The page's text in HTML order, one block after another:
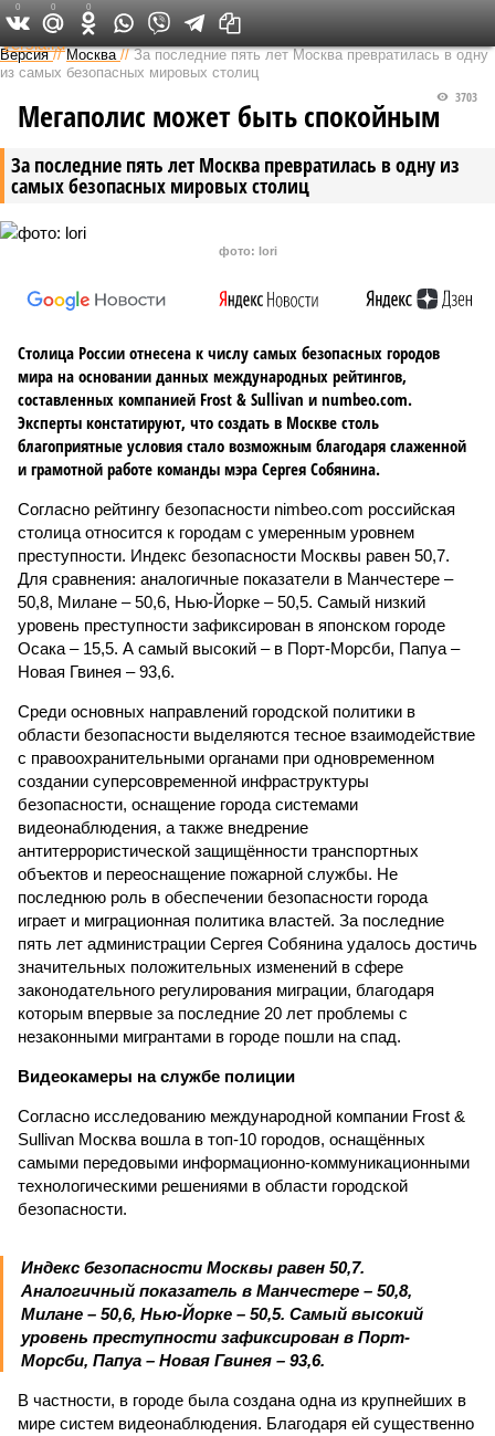
Федеральный выпуск
Версия //Москва //За последние пять лет Москва превратилась в одну
из самых безопасных мировых столиц
За последние пять лет Москва превратилась в одну из
самых безопасных мировых столиц
3703
Мегаполис может быть спокойным
фото: lori
Столица России отнесена к числу самых безопасных городов
мира на основании данных международных рейтингов,
составленных компанией Frost & Sullivan и numbeo.com.
Эксперты констатируют, что создать в Москве столь
благоприятные условия стало возможным благодаря слаженной
и грамотной работе команды мэра Сергея Собянина.
Согласно рейтингу безопасности nimbeo.com российская
столица относится к городам с умеренным уровнем
преступности. Индекс безопасности Москвы равен 50,7.
Для сравнения: аналогичные показатели в Манчестере –
50,8, Милане – 50,6, Нью-Йорке – 50,5. Самый низкий
уровень преступности зафиксирован в японском городе
Осака – 15,5. А самый высокий – в Порт-Морсби, Папуа –
Новая Гвинея – 93,6.
Среди основных направлений городской политики в
области безопасности выделяются тесное взаимодействие
с правоохранительными органами при одновременном
создании суперсовременной инфраструктуры
безопасности, оснащение города системами
видеонаблюдения, а также внедрение
антитеррористической защищённости транспортных
объектов и переоснащение пожарной службы. Не
последнюю роль в обеспечении безопасности города
играет и миграционная политика властей. За последние
пять лет администрации Сергея Собянина удалось достичь
значительных положительных изменений в сфере
законодательного регулирования миграции, благодаря
которым впервые за последние 20 лет проблемы с
незаконными мигрантами в городе пошли на спад.
Видеокамеры на службе полиции
Согласно исследованию международной компании Frost &
Sullivan Москва вошла в топ-10 городов, оснащённых
самыми передовыми информационно-коммуникационными
технологическими решениями в области городской
безопасности.
Индекс безопасности Москвы равен 50,7.
Аналогичный показатель в Манчестере – 50,8,
Милане – 50,6, Нью-Йорке – 50,5. Самый высокий
уровень преступности зафиксирован в Порт-
Морсби, Папуа – Новая Гвинея – 93,6.
В частности, в городе была создана одна из крупнейших в
мире систем видеонаблюдения. Благодаря ей существенно
0 0 0